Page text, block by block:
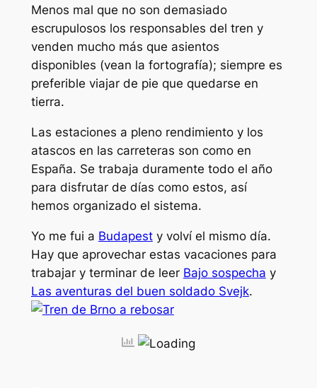
Menos mal que no son demasiado
escrupulosos los responsables del tren y
venden mucho más que asientos
disponibles (vean la fortografía); siempre es
preferible viajar de pie que quedarse en
tierra.
Las estaciones a pleno rendimiento y los
atascos en las carreteras son como en
España. Se trabaja duramente todo el año
para disfrutar de días como estos, así
hemos organizado el sistema.
Yo me fui a Budapesty volví el mismo día.
Hay que aprovechar estas vacaciones para
trabajar y terminar de leer Bajo sospecha y
Las aventuras del buen soldado Svejk.